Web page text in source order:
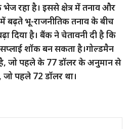
भेज रहा है। इससे क्षेत्र में तनाव और
बढ़ते भू-राजनीतिक तनाव के बीच
है। बैंक ने चेतावनी दी है कि
शॉक बन सकता है।गोल्डमैन
जो पहले के 77 डॉलर के अनुमान से
पहले 72 डॉलर था।